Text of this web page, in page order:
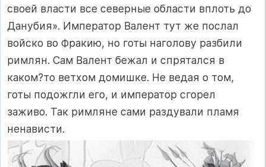
своей власти все северные области вплоть до
Данубия». Император Валент тут же послал
войско во Фракию, но готы наголову разбили
римлян. Сам Валент бежал и спрятался в
каком?то ветхом домишке. Не ведая о том,
готы подожгли его, и император сгорел
заживо. Так римляне сами раздували пламя
ненависти.